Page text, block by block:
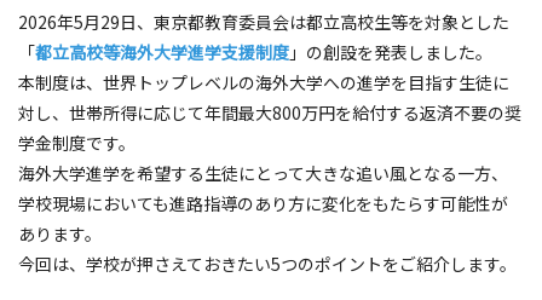
2026年5月29日、東京都教育委員会は都立高校生等を対象とした
「都立高校等海外大学進学支援制度 」の創設を発表しました。
本制度は、世界トップレベルの海外大学への進学を目指す生徒に
対し、世帯所得に応じて年間最大800万円を給付する返済不要の奨
学金制度です。
海外大学進学を希望する生徒にとって大きな追い風となる一方、
学校現場においても進路指導のあり方に変化をもたらす可能性が
あります。
今回は、学校が押さえておきたい5つのポイントをご紹介します。